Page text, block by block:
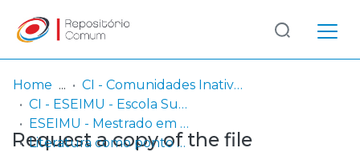
Communities
& Collections
Log
In
(current)
Home
CI - Comunidades Inativas
CI - ESEIMU - Escola Superior de Educadores de Infância Maria Ulrich
ESEIMU - Mestrado em Educação Pré-Escolar
Literatura como ponto de partida para o desenvolvimento das exoressões integradas em pré-escolar
Request a copy of the file